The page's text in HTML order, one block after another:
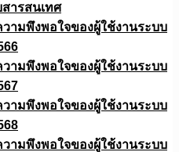
ารสนเทศ
ามพึงพอใจของผู้ใช้งานระบบ
ามพึงพอใจของผู้ใช้งานระบบ
ามพึงพอใจของผู้ใช้งานระบบ
ามพึงพอใจของผู้ใช้งานระบบ